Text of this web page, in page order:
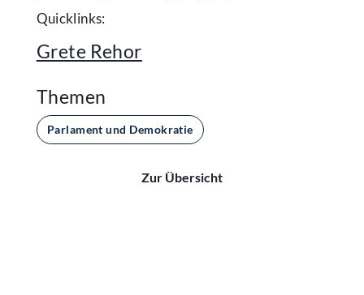
Quicklinks:
Grete Rehor
Themen
Parlament und Demokratie
Zur Übersicht